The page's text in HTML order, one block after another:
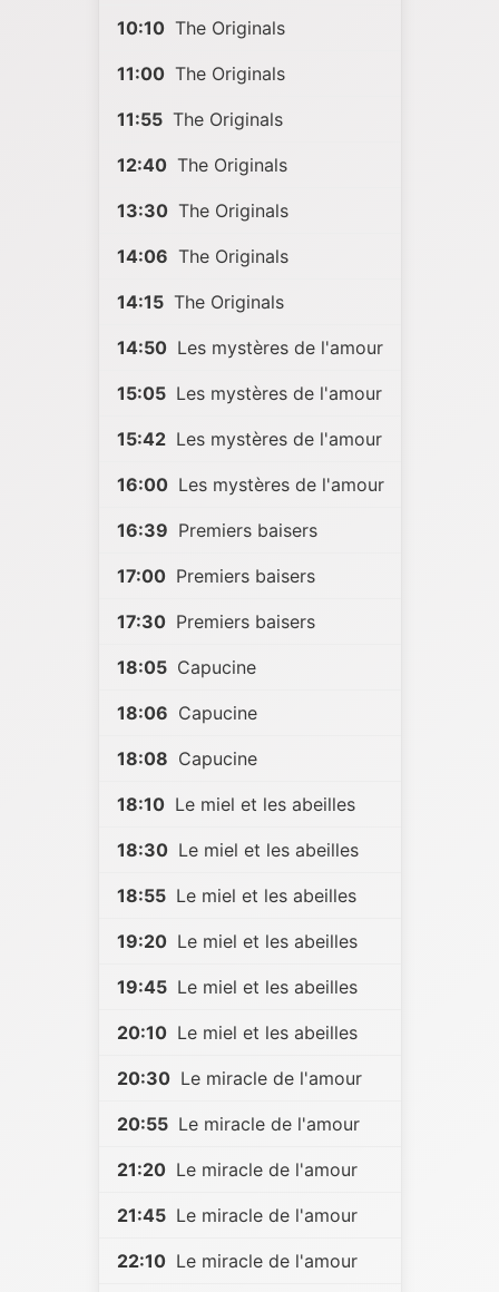
10:10 The Originals
11:00 The Originals
11:55 The Originals
12:40 The Originals
13:30 The Originals
14:06 The Originals
14:15 The Originals
14:50 Les mystères de l'amour
15:05 Les mystères de l'amour
15:42 Les mystères de l'amour
16:00 Les mystères de l'amour
16:39 Premiers baisers
17:00 Premiers baisers
17:30 Premiers baisers
18:05 Capucine
18:06 Capucine
18:08 Capucine
18:10 Le miel et les abeilles
18:30 Le miel et les abeilles
18:55 Le miel et les abeilles
19:20 Le miel et les abeilles
19:45 Le miel et les abeilles
20:10 Le miel et les abeilles
20:30 Le miracle de l'amour
20:55 Le miracle de l'amour
21:20 Le miracle de l'amour
21:45 Le miracle de l'amour
22:10 Le miracle de l'amour